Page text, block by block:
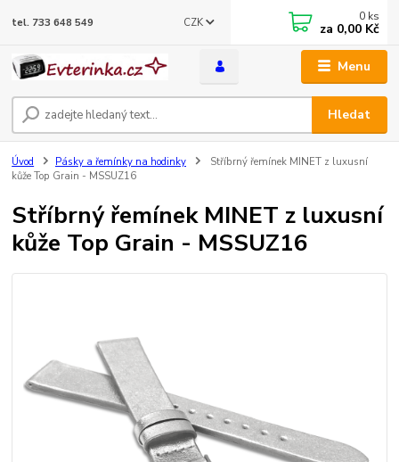
Menu
CZK
Hledat
tel. 733 648 549 0 ks
za 0,00 Kč
Úvod Pásky a řemínky na hodinky
Stříbrný řemínek MINET z luxusní
kůže Top Grain - MSSUZ16
Stříbrný řemínek MINET z luxusní
kůže Top Grain - MSSUZ16